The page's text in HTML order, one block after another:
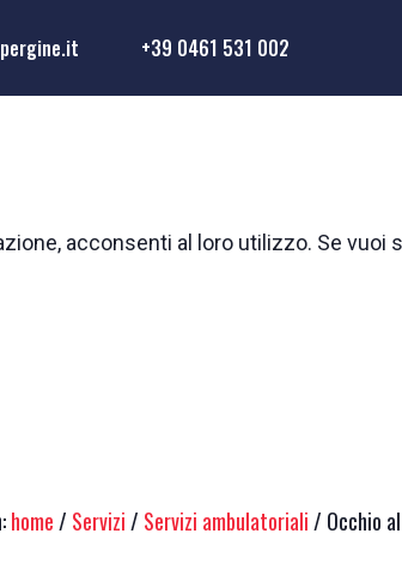
+39 0461 531 002
acconsenti al loro utilizzo. Se vuoi
home / Servizi / Servizi ambulatoriali / Occhio